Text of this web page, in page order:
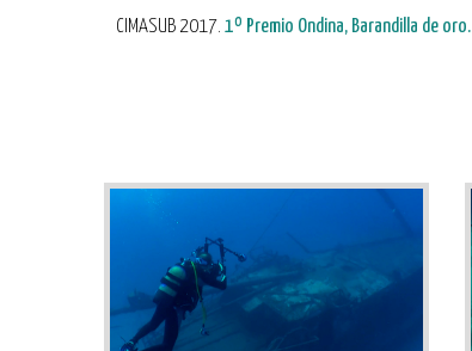
CIMASUB 2017. 1º Premio Ondina, Barandilla de oro.